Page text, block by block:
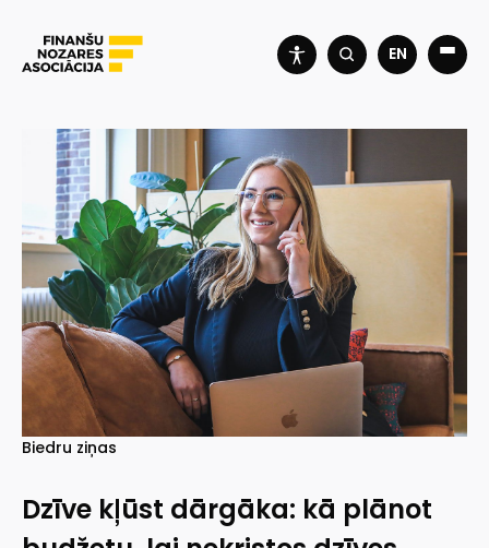
EN
Biedru ziņas
Dzīve kļūst dārgāka: kā plānot